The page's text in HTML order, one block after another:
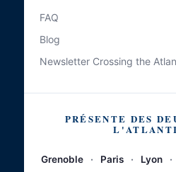
FAQ
Blog
Newsletter Crossing the
PRÉSENTE DES
Grenoble · Paris · Lyon ·